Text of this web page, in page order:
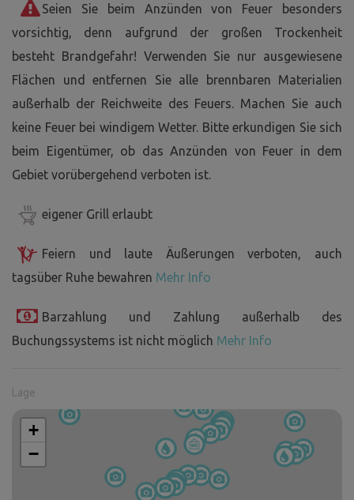
Seien Sie beim Anzünden von Feuer besonders
vorsichtig, denn aufgrund der großen Trockenheit
besteht Brandgefahr! Verwenden Sie nur ausgewiesene
Flächen und entfernen Sie alle brennbaren Materialien
außerhalb der Reichweite des Feuers. Machen Sie auch
keine Feuer bei windigem Wetter. Bitte erkundigen Sie sich
beim Eigentümer, ob das Anzünden von Feuer in dem
Gebiet vorübergehend verboten ist.
eigener Grill erlaubt
Feiern und laute Äußerungen verboten, auch
tagsüber Ruhe bewahren Mehr Info
Barzahlung und Zahlung außerhalb des
Buchungssystems ist nicht möglich Mehr Info
Lage
+
−